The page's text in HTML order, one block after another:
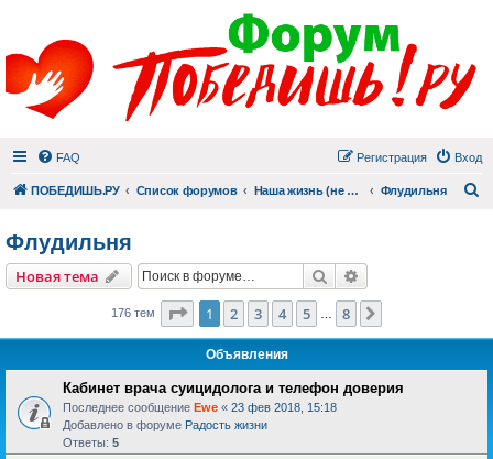
FAQ Вход
Регистрация
ПОБЕДИШЬ.РУ Список форумов Наша жизнь (не всё же о суициде!) Флудильня
Флудильня
Новая тема Поиск
176 тем Страница из
1 2 3 4 5 8
Объявления
Кабинет врача суицидолога и телефон доверия
Последнее сообщение Ewe « 23 фев 2018, 15:18
Добавлено в форуме Радость жизни
Ответы: 5